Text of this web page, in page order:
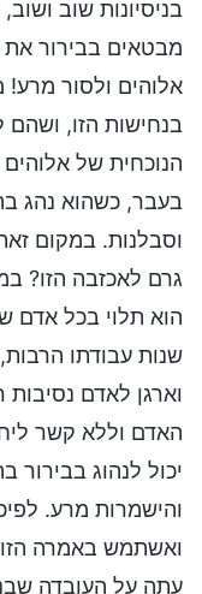
בניסיונות שוב
מבטאים בבירור את
אלוהים ולסור מרע!
בנחישות הזו, ושהם
הנוכחית של
בעבר, כשהוא נהג
וסבלנות. במקום
גרם לאכזבה הזו?
הוא תלוי בכל אדם
שנות עבודתו
וארגן לאדם
האדם וללא קשר
יכול לנהוג
והישמרות מרע.
ואשתמש באמרה
עתה על העובדה